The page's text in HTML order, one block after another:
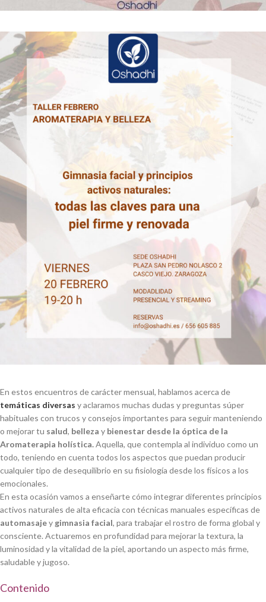
En estos encuentros de carácter mensual, hablamos acerca de
temáticas diversas y aclaramos muchas dudas y preguntas súper
habituales con trucos y consejos importantes para seguir manteniendo
o mejorar tu salud, belleza y bienestar desde la óptica de la
Aromaterapia holística.Aquella, que contempla al individuo como un
todo, teniendo en cuenta todos los aspectos que puedan producir
cualquier tipo de desequilibrio en su fisiología desde los físicos a los
emocionales.
En esta ocasión vamos a enseñarte cómo integrar diferentes principios
activos naturales de alta eficacia con técnicas manuales específicas de
automasajey gimnasia facial, para trabajar el rostro de forma global y
consciente. Actuaremos en profundidad para mejorar la textura, la
luminosidad y la vitalidad de la piel, aportando un aspecto más firme,
saludable y jugoso.
Contenido